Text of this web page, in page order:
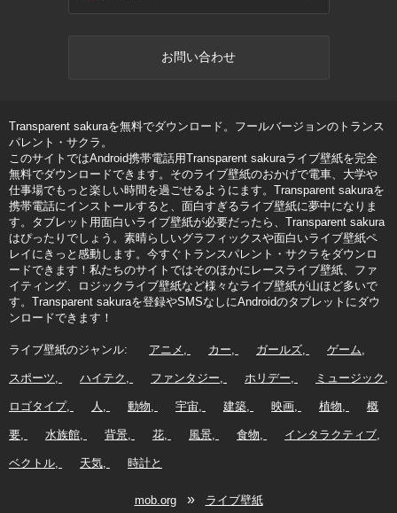
お問い合わせ
Transparent sakuraを無料でダウンロード。フールバージョンのトランス
パレント・サクラ。
このサイトではAndroid携帯電話用Transparent sakuraライブ壁紙を完全
無料でダウンロードできます。そのライブ壁紙のおかげで電車、大学や
仕事場でもっと楽しい時間を過ごせるようにます。Transparent sakuraを
携帯電話にインストールすると、面白すぎるライブ壁紙に夢中になりま
す。タブレット用面白いライブ壁紙が必要だったら、Transparent sakura
はぴったりでしょう。素晴らしいグラフィックスや面白いライブ壁紙ペ
レイにきっと感動します。今すぐトランスパレント・サクラをダウンロ
ードできます！私たちのサイトではそのほかにレースライブ壁紙、ファ
イティング、ロジックライブ壁紙など様々なライブ壁紙が山ほど多いで
す。Transparent sakuraを登録やSMSなしにAndroidのタブレットにダウ
ンロードできます！
ライブ壁紙のジャンル: アニメ カー ガールズ ゲーム
スポーツ ハイテク ファンタジー ホリデー ミュージック
ロゴタイプ 人 動物 宇宙 建築 映画 植物 概
要 水族館 背景 花 風景 食物 インタラクティブ
ベクトル 天気 時計と
mob.org» ライブ壁紙